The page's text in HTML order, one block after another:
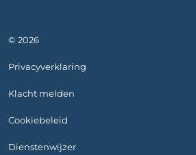
© 2026
Privacyverklaring
Klacht melden
Cookiebeleid
Dienstenwijzer